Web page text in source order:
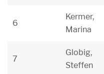
6
Kermer,
Marina
7
Globig,
Steffen